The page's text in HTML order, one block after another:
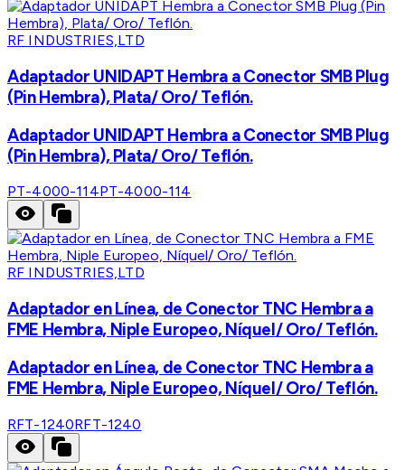
RF INDUSTRIES,LTD
Adaptador UNIDAPT Hembra a Conector SMB Plug
(Pin Hembra), Plata/ Oro/ Teflón.
Adaptador UNIDAPT Hembra a Conector SMB Plug
(Pin Hembra), Plata/ Oro/ Teflón.
PT-4000-114PT-4000-114
RF INDUSTRIES,LTD
Adaptador en Línea, de Conector TNC Hembra a
FME Hembra, Niple Europeo, Níquel/ Oro/ Teflón.
Adaptador en Línea, de Conector TNC Hembra a
FME Hembra, Niple Europeo, Níquel/ Oro/ Teflón.
RFT-1240RFT-1240